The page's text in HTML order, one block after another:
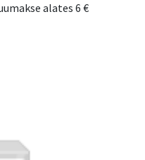
alates 6 €